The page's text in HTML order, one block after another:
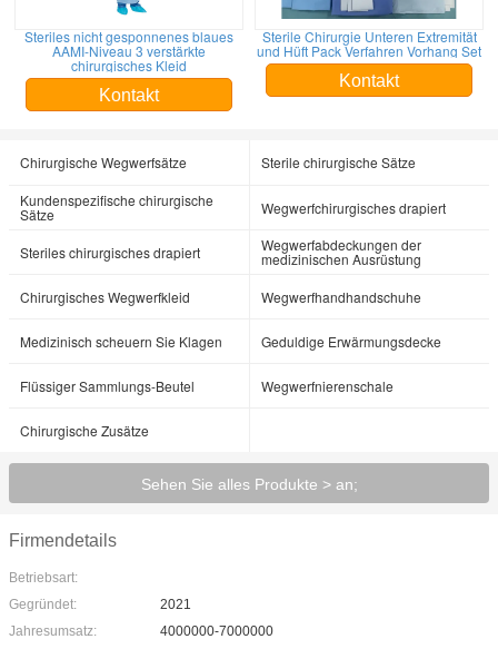
Steriles nicht gesponnenes blaues
AAMI-Niveau 3 verstärkte
chirurgisches Kleid
Kontakt
Sterile Chirurgie Unteren Extremität
und Hüft Pack Verfahren Vorhang Set
Kontakt
Chirurgische Wegwerfsätze
Sterile chirurgische Sätze
Kundenspezifische chirurgische
Sätze Wegwerfchirurgisches drapiert
Steriles chirurgisches drapiert Wegwerfabdeckungen der
medizinischen Ausrüstung
Chirurgisches Wegwerfkleid
Wegwerfhandhandschuhe
Medizinisch scheuern Sie Klagen Geduldige Erwärmungsdecke
Flüssiger Sammlungs-Beutel Wegwerfnierenschale
Chirurgische Zusätze
Sehen Sie alles Produkte > an;
Firmendetails
Betriebsart:
Gegründet:
2021
Jahresumsatz:
4000000-7000000